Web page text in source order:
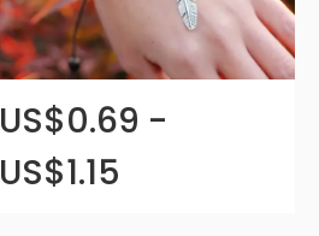
US$0.69 -
US$1.15